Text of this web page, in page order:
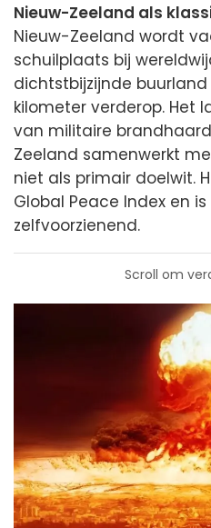
Nieuw-Zeeland als
Nieuw-Zeeland wordt
schuilplaats bij
dichtstbijzijnde
kilometer verderop. Het
van militaire
Zeeland samenwerkt
niet als primair doelwit.
Global Peace Index en
zelfvoorzienend.
Scroll om